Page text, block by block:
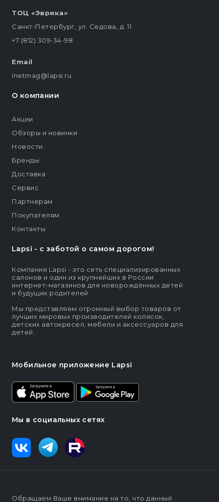
Lapsi - c заботой о самом дорогом!
Компания Lapsi - это сеть специализированных
салонов и один из крупнейших в России
интернет-магазинов для новорождённых детей
и будущих родителей.
Мы представляем огромный выбор товаров от
лучших мировых производителей колясок,
детских автокресел, мебели и аксессуаров для
детей.
Мобильное приложение Lapsi
Мы в социальных сетях
ТОЦ «Эврика»
Санкт-Петербург, ул. Седова, д. 11
+7 (812) 309-34-98
Email
inetmag@lapsi.ru
О компании
Акции
Обзоры и новинки
Новости
Бренды
Доставка
Сервис
Партнерам
Покупателям
Контакты
Обращаем Ваше внимание на то, что данный